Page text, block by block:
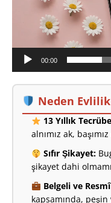
00:00
Neden Evlilik
13 Yıllık
alnımız ak,
Sıfır Şikayet:
şikayet dahi
Belgeli ve
kapsamında,